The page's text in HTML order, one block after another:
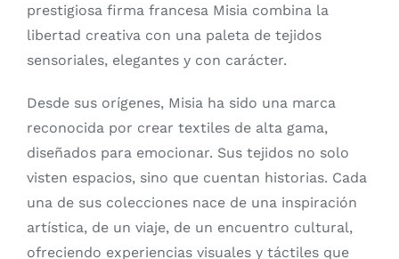
prestigiosa firma francesa Misia combina la
libertad creativa con una paleta de tejidos
sensoriales, elegantes y con carácter.
Desde sus orígenes, Misia ha sido una marca
reconocida por crear textiles de alta gama,
diseñados para emocionar. Sus tejidos no solo
visten espacios, sino que cuentan historias. Cada
una de sus colecciones nace de una inspiración
artística, de un viaje, de un encuentro cultural,
ofreciendo experiencias visuales y táctiles que